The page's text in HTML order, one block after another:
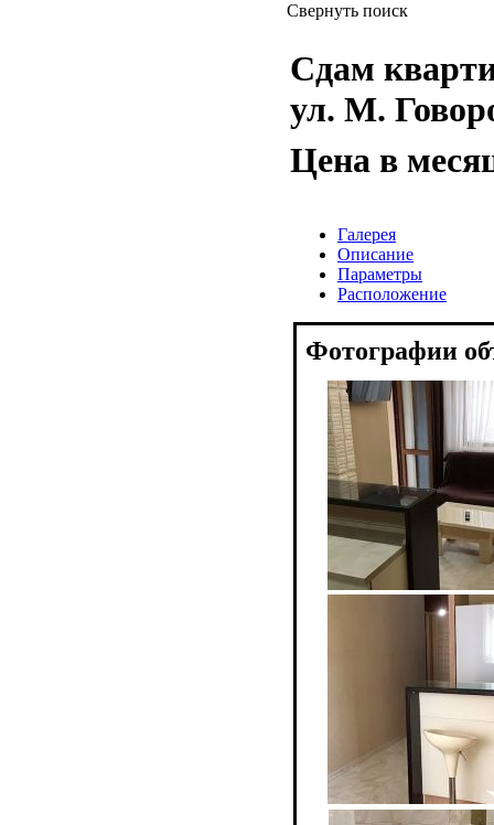
Свернуть поиск
Сдам
ул. М.
Цена в
Галерея
Описание
Параметры
Расположение
Фотографии